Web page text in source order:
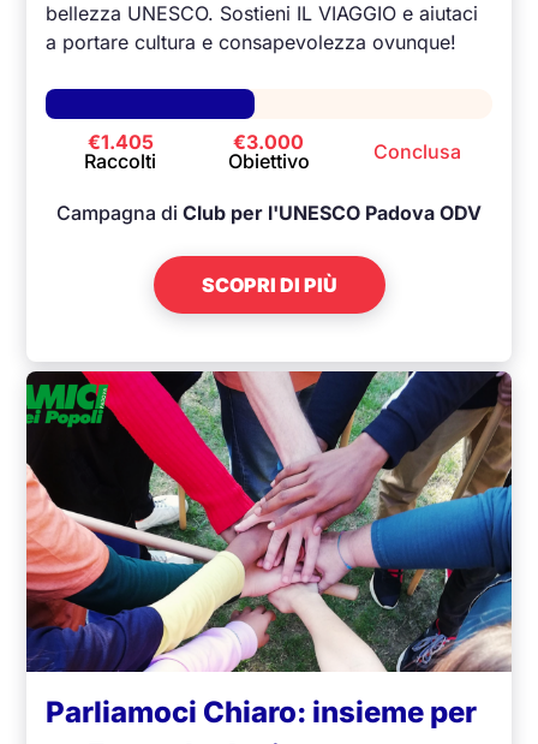
bellezza UNESCO. Sostieni IL VIAGGIO e aiutaci
a portare cultura e consapevolezza ovunque!
€1.405
Raccolti
€3.000
Obiettivo
Conclusa
Campagna di Club per l'UNESCO Padova ODV
SCOPRI DI PIÙ
Parliamoci Chiaro: insieme per